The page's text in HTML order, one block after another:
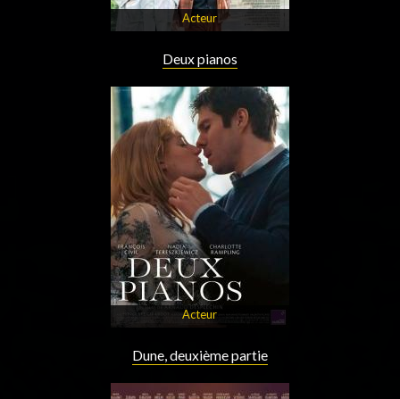
Acteur
Deux pianos
Acteur
Dune, deuxième partie